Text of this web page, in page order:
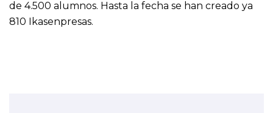
de 4.500 alumnos. Hasta la fecha se han creado ya
810 Ikasenpresas.